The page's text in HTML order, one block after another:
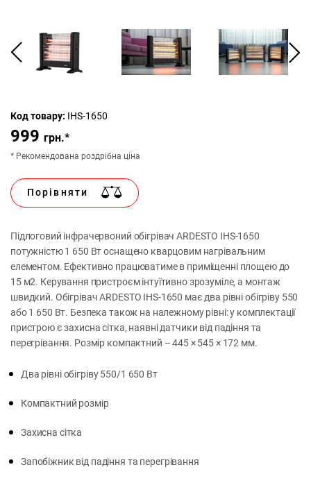
Код товару: IHS-1650
999 грн.*
* Рекомендована роздрібна ціна
Порівняти
Підлоговий інфрачервоний обігрівач ARDESTO IHS-1650
потужністю 1 650 Вт оснащено кварцовим нагрівальним
елементом. Ефективно працюватиме в приміщенні площею до
15 м2. Керування пристроєм інтуїтивно зрозуміле, а монтаж
швидкий. Обігрівач ARDESTO IHS-1650 має два рівні обігріву 550
або 1 650 Вт. Безпека також на належному рівні: у комплектації
пристрою є захисна сітка, наявні датчики від падіння та
перегрівання. Розмір компактний – 445 × 545 × 172 мм.
Два рівні обігріву 550/1 650 Вт
Компактний розмір
Захисна сітка
Запобіжник від падіння та перегрівання